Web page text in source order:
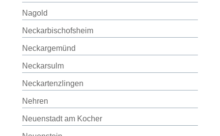
Nagold
Neckarbischofsheim
Neckargemünd
Neckarsulm
Neckartenzlingen
Nehren
Neuenstadt am Kocher